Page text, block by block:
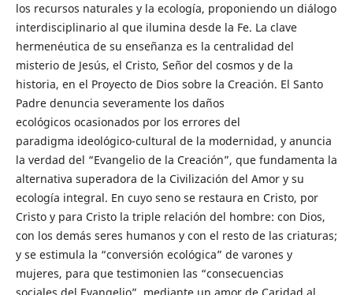
los recursos naturales y la ecología, proponiendo un diálogo
interdisciplinario al que ilumina desde la Fe. La clave
hermenéutica de su enseñanza es la centralidad del
misterio de Jesús, el Cristo, Señor del cosmos y de la
historia, en el Proyecto de Dios sobre la Creación. El Santo
Padre denuncia severamente los daños
ecológicos ocasionados por los errores del
paradigma ideológico-cultural de la modernidad, y anuncia
la verdad del “Evangelio de la Creación”, que fundamenta la
alternativa superadora de la Civilización del Amor y su
ecología integral. En cuyo seno se restaura en Cristo, por
Cristo y para Cristo la triple relación del hombre: con Dios,
con los demás seres humanos y con el resto de las criaturas;
y se estimula la “conversión ecológica” de varones y
mujeres, para que testimonien las “consecuencias